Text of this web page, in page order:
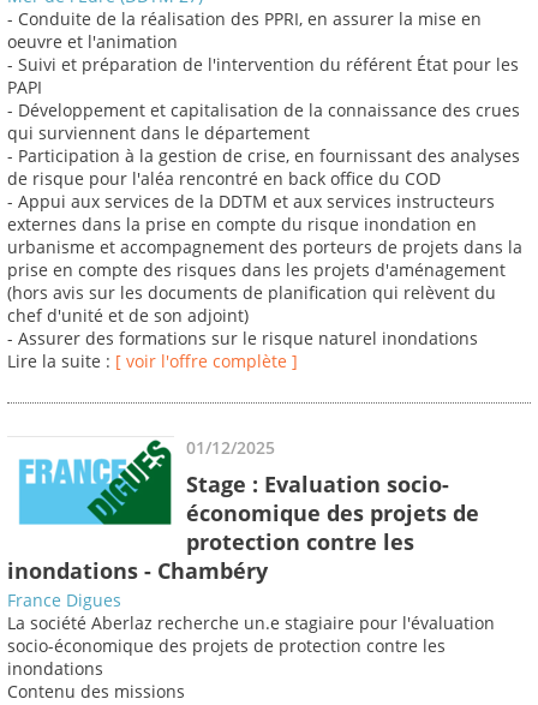
- Conduite de la réalisation des PPRI, en assurer la mise en
oeuvre et l'animation
- Suivi et préparation de l'intervention du référent État pour les
PAPI
- Développement et capitalisation de la connaissance des crues
qui surviennent dans le département
- Participation à la gestion de crise, en fournissant des analyses
de risque pour l'aléa rencontré en back office du COD
- Appui aux services de la DDTM et aux services instructeurs
externes dans la prise en compte du risque inondation en
urbanisme et accompagnement des porteurs de projets dans la
prise en compte des risques dans les projets d'aménagement
(hors avis sur les documents de planification qui relèvent du
chef d'unité et de son adjoint)
- Assurer des formations sur le risque naturel inondations
Lire la suite : [ voir l'offre complète ]
01/12/2025
Stage : Evaluation socio-
économique des projets de
protection contre les
inondations - Chambéry
France Digues
La société Aberlaz recherche un.e stagiaire pour l'évaluation
socio-économique des projets de protection contre les
inondations
Contenu des missions